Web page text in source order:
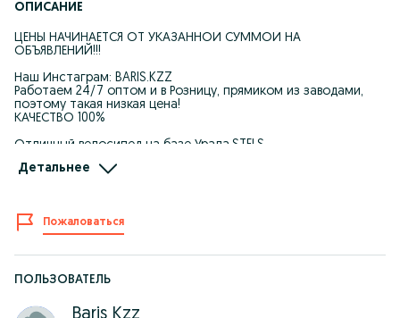
ОПИСАНИЕ
ЦЕНЫ НАЧИНАЕТСЯ ОТ УКАЗАННОЙ СУММОЙ НА
ОБЪЯВЛЕНИЙ!!!
Наш Инстаграм: BARIS.KZZ
Работаем 24/7 оптом и в Розницу, прямиком из заводами,
поэтому такая низкая цена!
КАЧЕСТВО 100%
Отличный велосипед на базе Урала,STELS
Надёжный простой в обслуживании велосипед
В комплекте:
Звонок
Корзина
Детальнее
Пожаловаться
ПОЛЬЗОВАТЕЛЬ
Baris Kzz